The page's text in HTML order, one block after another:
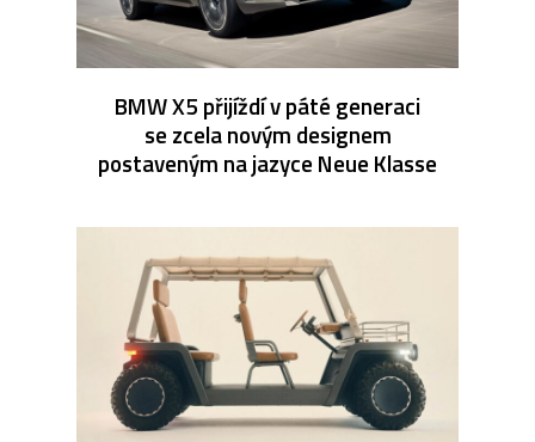
BMW X5 přijíždí v páté generaci
se zcela novým designem
postaveným na jazyce Neue Klasse